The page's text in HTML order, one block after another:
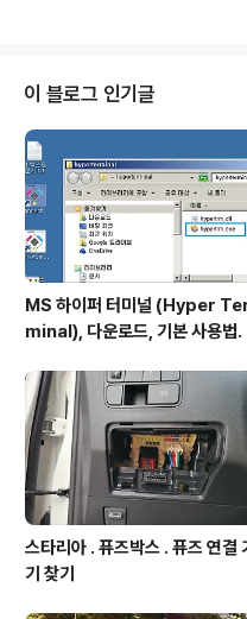
인 수정프로세스가 종료된 이후에만
접근가능하다. 상기의 수단..
이 블로그 인기글
MS 하이퍼 터미널 (Hyper
minal), 다운로드, 기본 사용법.
스타리아 . 퓨즈박스 . 퓨즈 연결
기 찾기